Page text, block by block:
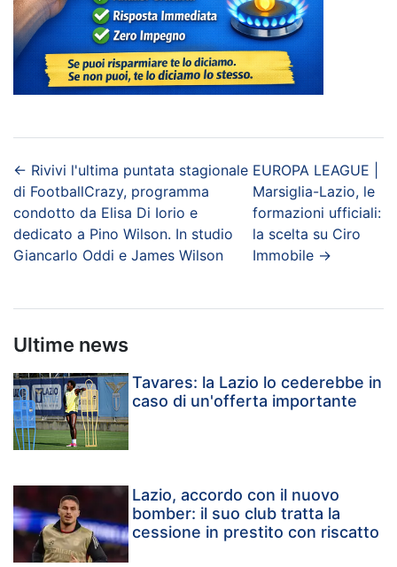
← Rivivi l'ultima puntata stagionale
di FootballCrazy, programma
condotto da Elisa Di Iorio e
dedicato a Pino Wilson. In studio
Giancarlo Oddi e James Wilson
EUROPA LEAGUE |
Marsiglia-Lazio, le
formazioni ufficiali:
la scelta su Ciro
Immobile →
Ultime news
Tavares: la Lazio lo cederebbe in
caso di un'offerta importante
Lazio, accordo con il nuovo
bomber: il suo club tratta la
cessione in prestito con riscatto